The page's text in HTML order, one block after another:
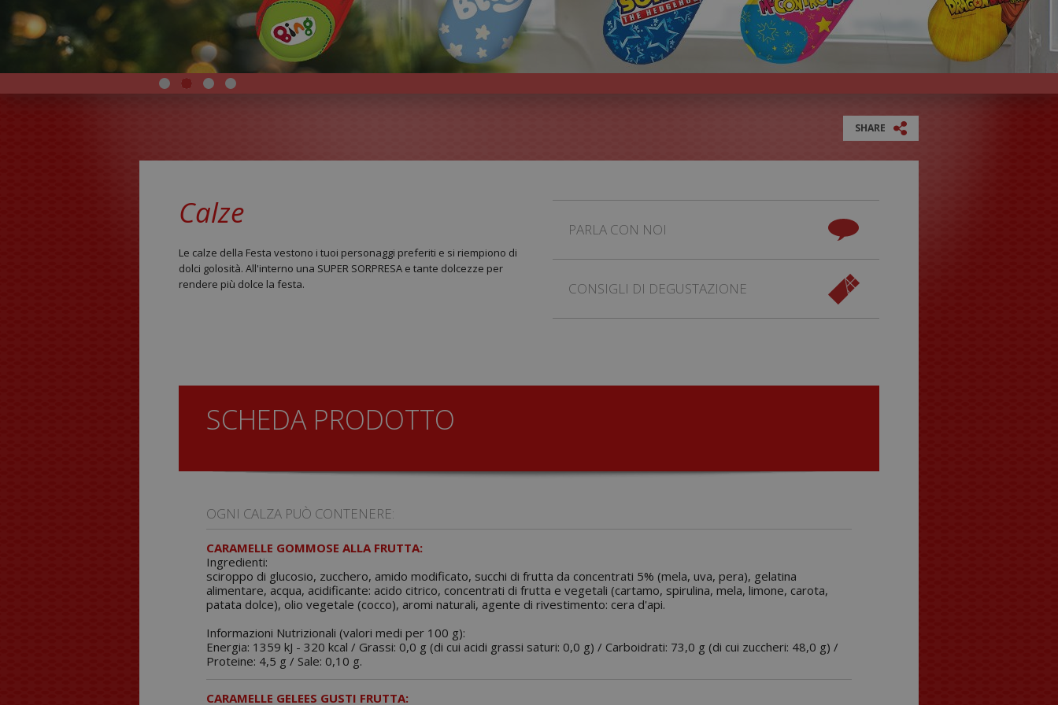
SHARE
Calze
Le calze della Festa vestono i tuoi personaggi preferiti e si riempiono di
dolci golosità. All'interno una SUPER SORPRESA e tante dolcezze per
rendere più dolce la festa.
PARLA CON NOI
CONSIGLI DI DEGUSTAZIONE
SCHEDA PRODOTTO
OGNI CALZA PUÒ CONTENERE:
CARAMELLE GOMMOSE ALLA FRUTTA:
Ingredienti:
sciroppo di glucosio, zucchero, amido modificato, succhi di frutta da concentrati 5% (mela, uva, pera), gelatina
alimentare, acqua, acidificante: acido citrico, concentrati di frutta e vegetali (cartamo, spirulina, mela, limone, carota,
patata dolce), olio vegetale (cocco), aromi naturali, agente di rivestimento: cera d'api.
Informazioni Nutrizionali (valori medi per 100 g):
Energia: 1359 kJ - 320 kcal / Grassi: 0,0 g (di cui acidi grassi saturi: 0,0 g) / Carboidrati: 73,0 g (di cui zuccheri: 48,0 g) /
Proteine: 4,5 g / Sale: 0,10 g.
CARAMELLE GELEES GUSTI FRUTTA: